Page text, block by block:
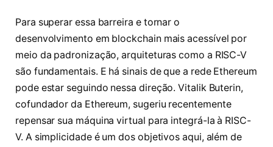
Para superar essa barreira e tornar o
desenvolvimento em blockchain mais acessível por
meio da padronização, arquiteturas como a RISC-V
são fundamentais. E há sinais de que a rede Ethereum
pode estar seguindo nessa direção. Vitalik Buterin,
cofundador da Ethereum, sugeriu recentemente
repensar sua máquina virtual para integrá-la à RISC-
V. A simplicidade é um dos objetivos aqui, além de